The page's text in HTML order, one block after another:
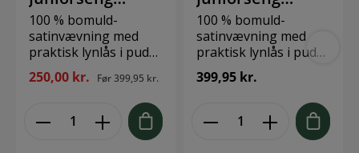
100x140 Forget-
me-not Sky
Blue*
100 % bomuld-
satinvævning med
praktisk lynlås i pude-
og dynebetræk Sky
Blue Pudebetræk 40 x
45 cm OEKO-TEX®
STANDARD 100
11.HTR.90007
250,00 kr. Før399,95 kr.
100x140 Forget-
me-not Straw*
100 % bomuld-
satinvævning med
praktisk lynlås i pude-
og dynebetræk Straw
Pudebetræk 40 x 45
STANDARD 100
11.HTR.90007
399,95 kr.